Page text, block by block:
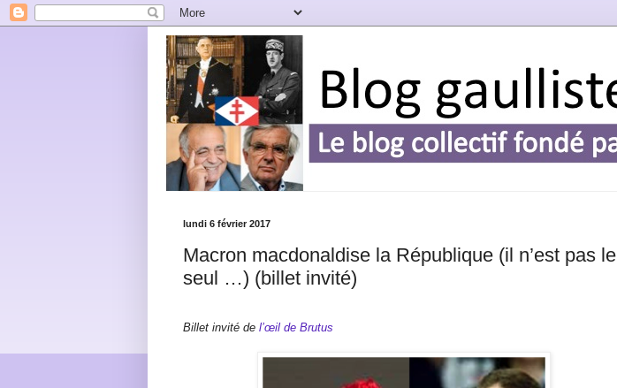
lundi 6 février 2017
Macron macdonaldise la République (il n’est pas le
seul …) (billet invité)
Billet invité de l’œil de Brutus